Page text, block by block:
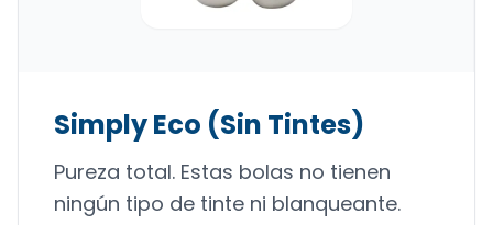
Simply Eco (Sin Tintes)
Pureza total. Estas bolas no tienen
ningún tipo de tinte ni blanqueante.